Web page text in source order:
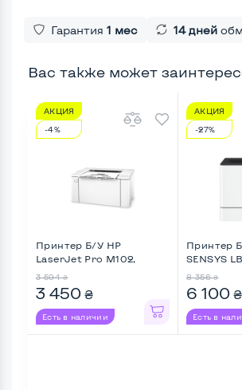
Гарантия 1 мес 14 дней
Вас также может
АКЦИЯ
-4%
Принтер Б/У HP
LaserJet Pro M102,
3 594 ₴
3 450 ₴
Есть в наличии
АКЦИЯ
-27%
Принтер
SENSYS
8 356 ₴
6 100 ₴
Есть в